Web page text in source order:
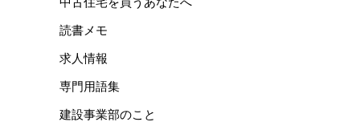
読書メモ
求人情報
専門用語集
建設事業部のこと